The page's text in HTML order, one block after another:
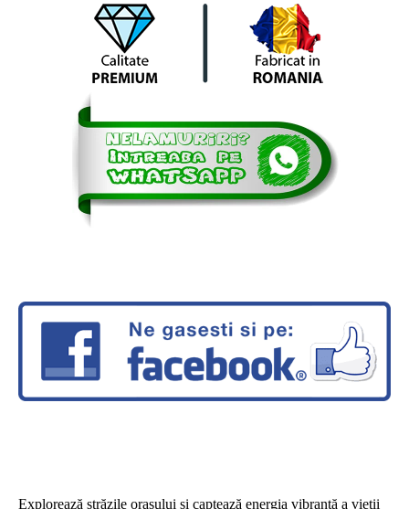
Explorează străzile orașului și captează energia vibrantă a vieții